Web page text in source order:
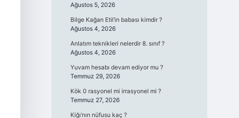
Ağustos 5, 2026
Bilge Kağan Etil’in babası kimdir ?
Ağustos 4, 2026
Anlatım teknikleri nelerdir 8. sınıf ?
Ağustos 4, 2026
Yuvam hesabı devam ediyor mu ?
Temmuz 29, 2026
Kök 0 rasyonel mi irrasyonel mi ?
Temmuz 27, 2026
Kiğı’nın nüfusu kaç ?